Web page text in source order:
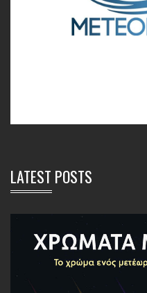
LATEST POSTS